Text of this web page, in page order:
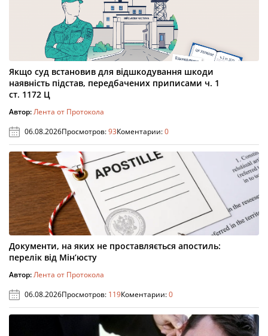
Якщо суд встановив для відшкодування шкоди
наявність підстав, передбачених приписами ч. 1
ст. 1172 Ц
Автор:Лента от Протокола
06.08.2026Просмотров:93Коментарии:0
Документи, на яких не проставляється апостиль:
перелік від Мін’юсту
Автор:Лента от Протокола
06.08.2026Просмотров: 119Коментарии:0